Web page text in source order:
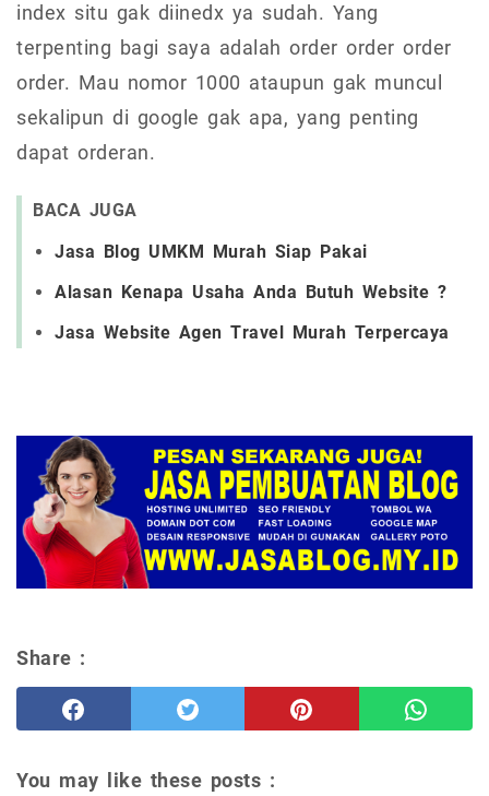
index situ gak diinedx ya sudah. Yang
terpenting bagi saya adalah order order order
order. Mau nomor 1000 ataupun gak muncul
sekalipun di google gak apa, yang penting
dapat orderan.
BACA JUGA
Jasa Blog UMKM Murah Siap Pakai
Alasan Kenapa Usaha Anda Butuh Website ?
Jasa Website Agen Travel Murah Terpercaya
Share :
You may like these posts :